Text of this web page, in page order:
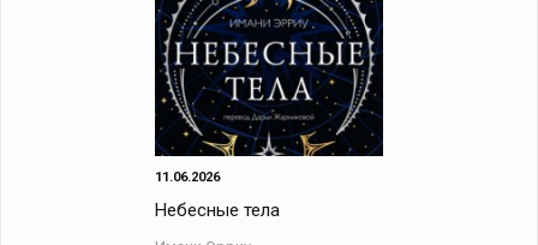
11.06.2026
Небесные тела